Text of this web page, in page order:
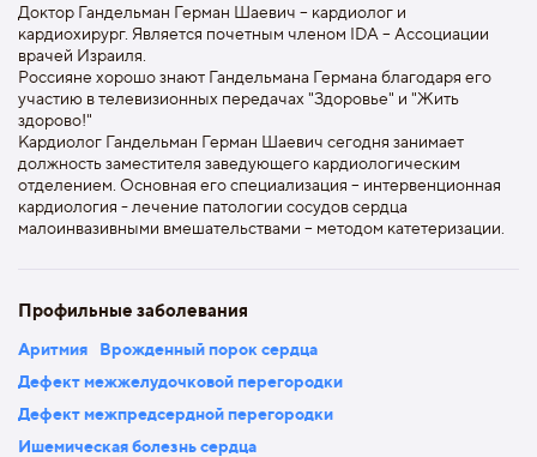
Доктор Гандельман Герман Шаевич – кардиолог и
кардиохирург. Является почетным членом IDA – Ассоциации
врачей Израиля.
Россияне хорошо знают Гандельмана Германа благодаря его
участию в телевизионных передачах "Здоровье" и "Жить
здорово!"
Кардиолог Гандельман Герман Шаевич сегодня занимает
должность заместителя заведующего кардиологическим
отделением. Основная его специализация – интервенционная
кардиология - лечение патологии сосудов сердца
малоинвазивными вмешательствами – методом катетеризации.
Профильные заболевания
Аритмия
Врожденный порок сердца
Дефект межжелудочковой перегородки
Дефект межпредсердной перегородки
Ишемическая болезнь сердца